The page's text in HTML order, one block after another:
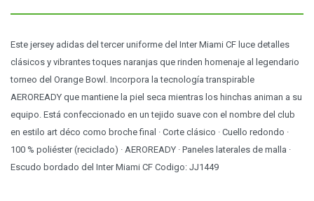
Este jersey adidas del tercer uniforme del Inter Miami CF luce detalles
clásicos y vibrantes toques naranjas que rinden homenaje al legendario
torneo del Orange Bowl. Incorpora la tecnología transpirable
AEROREADY que mantiene la piel seca mientras los hinchas animan a su
equipo. Está confeccionado en un tejido suave con el nombre del club
en estilo art déco como broche final · Corte clásico · Cuello redondo ·
100 % poliéster (reciclado) · AEROREADY · Paneles laterales de malla ·
Escudo bordado del Inter Miami CF Codigo: JJ1449